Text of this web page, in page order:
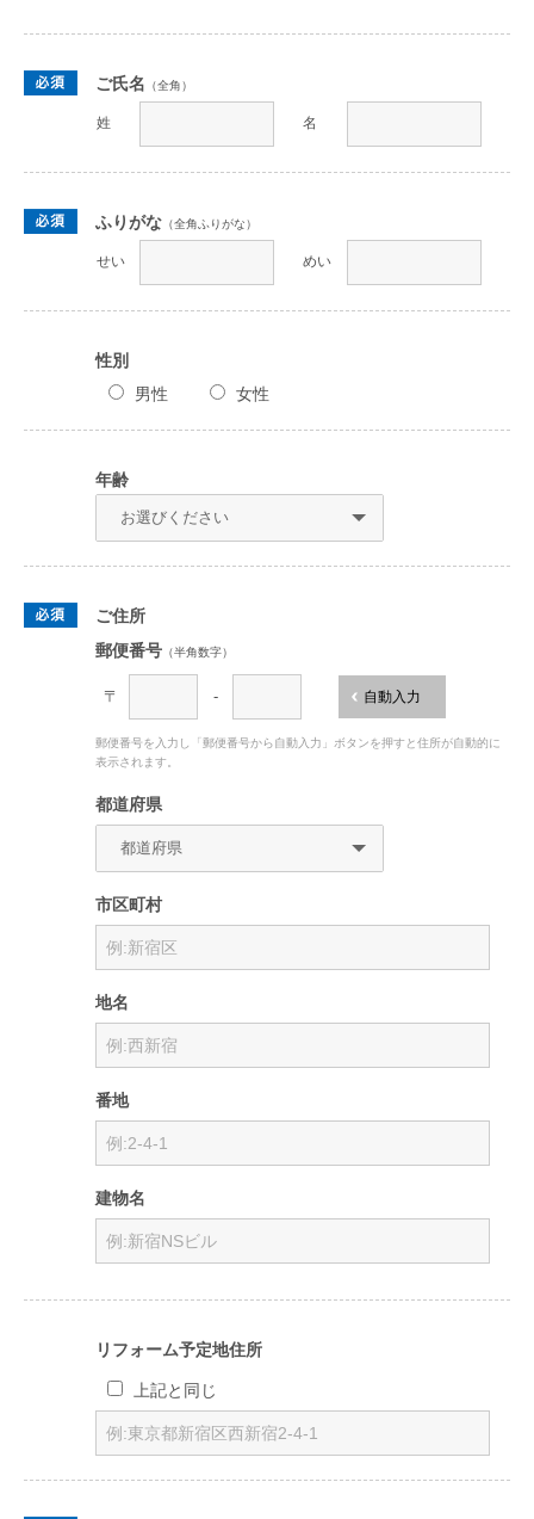
ご氏名 （全角）
姓 名
ふりがな （全角ふりがな）
せい めい
性別
男性
女性
年齢
ご住所
郵便番号 （半角数字）
〒 - 自動入力
郵便番号を入力し「郵便番号から自動入力」ボタンを押すと住所が自動的に
表示されます。
都道府県
市区町村
地名
番地
建物名
リフォーム予定地住所
上記と同じ